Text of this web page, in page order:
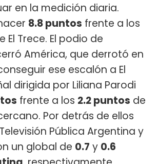
en la medición diaria.
8.8 puntos frente a los
El Trece. El podio de
América, que derrotó en
ese escalón a El
dirigida por Liliana Parodi
frente a los 2.2 puntos de
Por detrás de ellos
Pública Argentina y
un global de 0.7 y 0.6